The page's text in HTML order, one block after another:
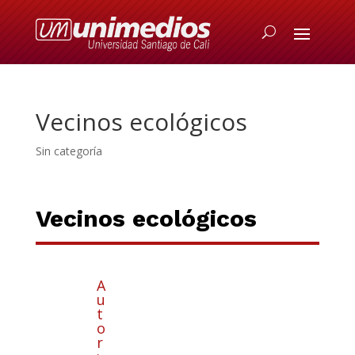
Vecinos ecológicos
Sin categoría
Vecinos ecológicos
A
u
t
o
r